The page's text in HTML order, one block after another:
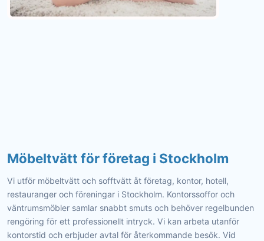
Möbeltvätt för företag i Stockholm
Vi utför möbeltvätt och sofftvätt åt företag, kontor, hotell,
restauranger och föreningar i Stockholm. Kontorssoffor och
väntrumsmöbler samlar snabbt smuts och behöver regelbunden
rengöring för ett professionellt intryck. Vi kan arbeta utanför
kontorstid och erbjuder avtal för återkommande besök. Vid